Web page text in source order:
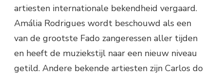
artiesten internationale bekendheid vergaard.
Amália Rodrigues wordt beschouwd als een
van de grootste Fado zangeressen aller tijden
en heeft de muziekstijl naar een nieuw niveau
getild. Andere bekende artiesten zijn Carlos do